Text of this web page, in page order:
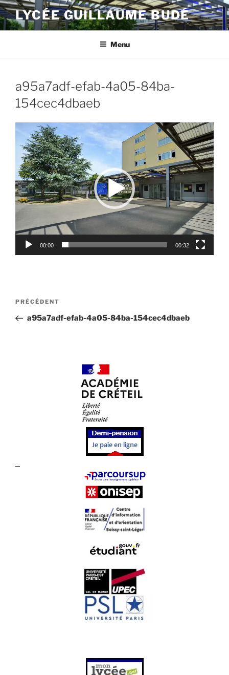
Aller
au
contenu
LYCÉE GUILLAUME BUDÉ
Menu
a95a7adf-efab-4a05-84ba-
154cec4dbaeb
Lecteur
vidéo
00:00 00:32
Navigation
l’article
Article
précédent
PRÉCÉDENT
a95a7adf-efab-4a05-84ba-154cec4dbaeb